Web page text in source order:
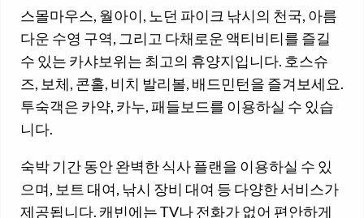
스몰마우스, 월아이, 노던 파이크 낚시의 천국, 아름
다운 수영 구역, 그리고 다채로운 액티비티를 즐길
수 있는 카샤보위는 최고의 휴양지입니다. 호스슈
즈, 보체, 콘홀, 비치 발리볼, 배드민턴을 즐겨보세요.
투숙객은 카약, 카누, 패들보드를 이용하실 수 있습
니다.
숙박 기간 동안 완벽한 식사 플랜을 이용하실 수 있
으며, 보트 대여, 낚시 장비 대여 등 다양한 서비스가
제공됩니다. 캐빈에는 TV나 전화가 없어 편안하게